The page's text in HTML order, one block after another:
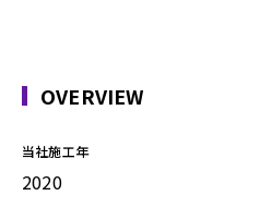
OVERVIEW
当社施工年
2020